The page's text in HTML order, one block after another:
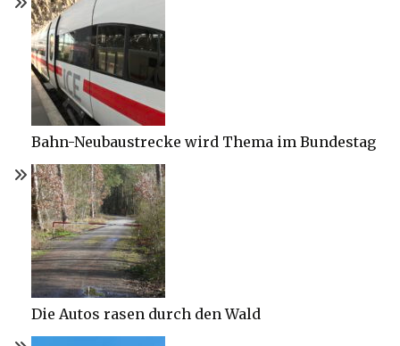
Bahn-Neubaustrecke wird Thema im Bundestag
Die Autos rasen durch den Wald